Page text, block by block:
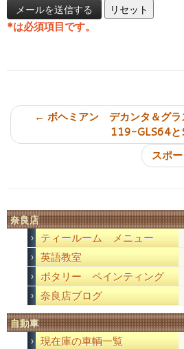
*は必須項目です。
← ボヘミアン デカンタ＆グ
119-GLS64と
スポ
奈良店
ティールーム メニュー
英語教室
ポタリー ペインティング
奈良店ブログ
自動車
現在庫の車輌一覧